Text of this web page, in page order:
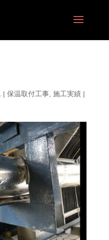
| 保温取付工事, 施工実績|